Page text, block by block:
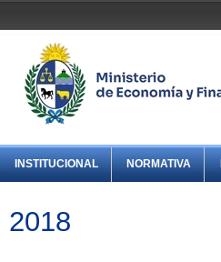
INSTITUCIONAL NORMATIVA
2018